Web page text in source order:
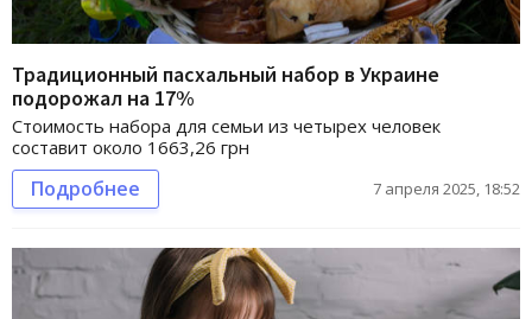
Традиционный пасхальный набор в Украине
подорожал на 17%
Стоимость набора для семьи из четырех человек
составит около 1663,26 грн
Подробнее 7 апреля 2025, 18:52